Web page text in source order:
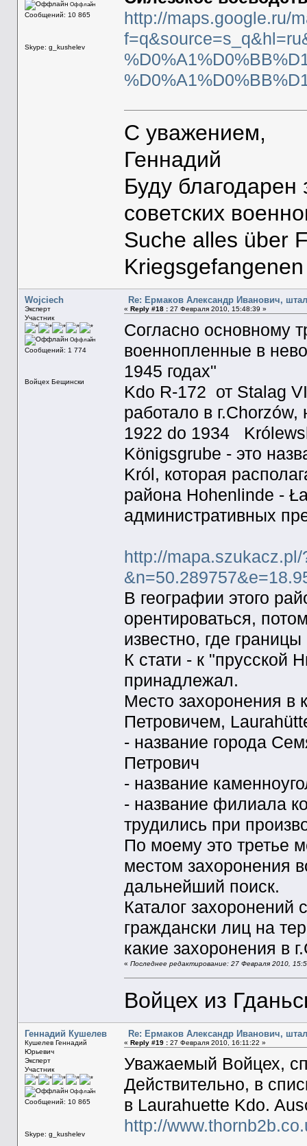
Оффлайн
Сообщений: 10 865
Skype: g_kushelev
http://maps.google.ru/
С уважением,
Геннадий
Буду
советских
Suche alles über
Kriegsgefangenen
Wojciech
Эксперт
Участник
Оффлайн
Сообщений: 1 774
Войцех Бещински
Re: Ермаков Александр Иванович,
« Reply #18 :27 Февраля 2010, 15:48:39 »
Согласно основному
военнопленные в
1945 годах"
Kdo R-172 от Stalag
работало в
1922 do 1934
Königsgrube - это
Król, которая
района Hohenlinde -
административных
http://mapa.szukacz.pl/
В географии этого
орентироваться,
известно, где
К стати - к "прусской
принадлежал.
Место захоронения в
Петровичем,
- название города
Петрович
- название
- название филиала
трудились при
По моему это третье
местом захоронения
дальнейший поиск.
Каталог захоронений
граждански лиц на
какие захоронения в
« Последнее редактирование: 27 Февраля 2010,
Войцех из
Геннадий Кушелев
Кушелев Геннадий
Юрьевич
Эксперт
Участник
Оффлайн
Сообщений: 10 865
Skype: g_kushelev
Re: Ермаков Александр Иванович,
« Reply #19 :27 Февраля 2010, 16:11:22 »
Уважаемый Войцех,
Действительно, в
в Laurahuette Kdo.
http://